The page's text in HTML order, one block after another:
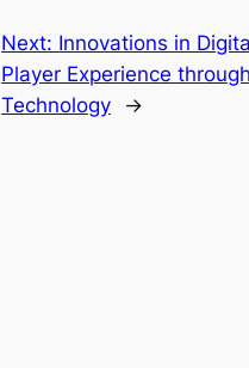
Next: Innovations in
Player Experience
Technology
→